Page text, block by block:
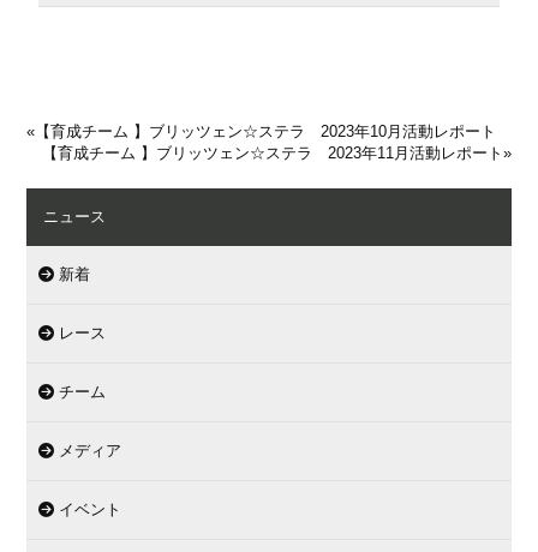
« 【育成チーム 】ブリッツェン☆ステラ 2023年10月活動レポート
【育成チーム 】ブリッツェン☆ステラ 2023年11月活動レポート »
ニュース
新着
レース
チーム
メディア
イベント